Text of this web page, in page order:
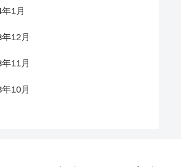
1月
12月
11月
10月